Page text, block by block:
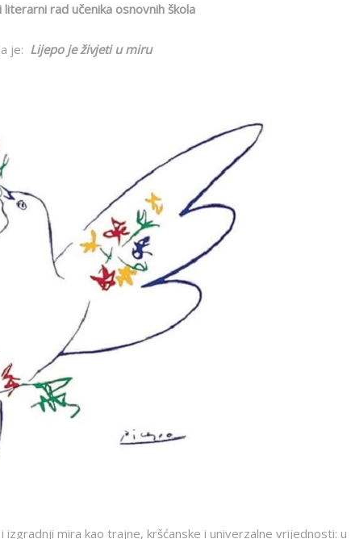
rad učenika osnovnih škola
je: Lijepo je živjeti u miru
mira kao trajne, kršćanske i univerzalne vrijednosti: u